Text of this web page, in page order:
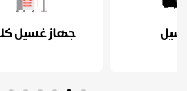
جهاز غسيل كلى